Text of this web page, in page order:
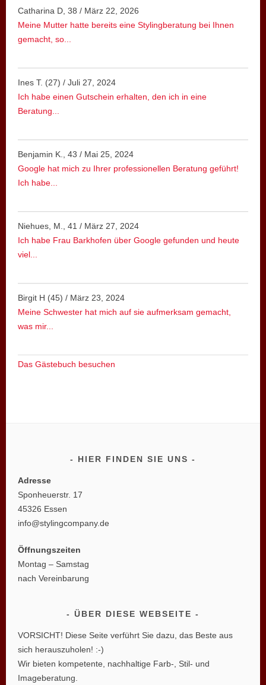
Catharina D, 38 / März 22, 2026
Meine Mutter hatte bereits eine Stylingberatung bei Ihnen
gemacht, so...
Ines T. (27) /Juli 27, 2024
Ich habe einen Gutschein erhalten, den ich in eine
Beratung...
Benjamin K., 43 / Mai 25, 2024
Google hat mich zu Ihrer professionellen Beratung geführt!
Ich habe...
Niehues, M., 41 / März 27, 2024
Ich habe Frau Barkhofen über Google gefunden und heute
viel...
Birgit H (45) / März 23, 2024
Meine Schwester hat mich auf sie aufmerksam gemacht,
was mir...
Das Gästebuch besuchen
HIER FINDEN SIE UNS
Adresse
Sponheuerstr. 17
45326 Essen
info@stylingcompany.de
Öffnungszeiten
Montag – Samstag
nach Vereinbarung
ÜBER DIESE WEBSEITE
VORSICHT! Diese Seite verführt Sie dazu, das Beste aus
sich herauszuholen! :-)
Wir bieten kompetente, nachhaltige Farb-, Stil- und
Imageberatung.